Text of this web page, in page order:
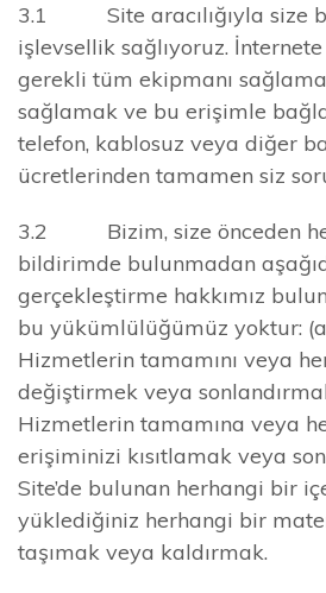
3.1 Site aracılığıyla size
işlevsellik sağlıyoruz.
gerekli tüm ekipmanı
sağlamak ve bu erişimle
telefon, kablosuz veya diğer
ücretlerinden tamamen siz
3.2 Bizim, size önceden
bildirimde bulunmadan
gerçekleştirme hakkımız
bu yükümlülüğümüz yoktur:
Hizmetlerin tamamını veya
değiştirmek veya
Hizmetlerin tamamına veya
erişiminizi kısıtlamak veya
Site’de bulunan herhangi bir
yüklediğiniz herhangi bir
taşımak veya kaldırmak.